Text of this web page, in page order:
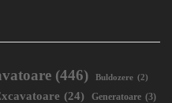
(446) Buldozere (2)
(24) Generatoare (3)